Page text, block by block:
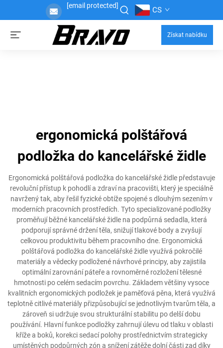
[email protected] CS
Získat nabídku
ergonomická polštářová
podložka do kancelářské židle
Ergonomická polštářová podložka do kancelářské židle představuje
revoluční přístup k pohodlí a zdraví na pracovišti, který je speciálně
navržený tak, aby řešil fyzické obtíže spojené s dlouhým sezením v
moderních pracovních prostředích. Tyto specializované podložky
proměňují běžné kancelářské židle na podpůrná sedadla, která
podporují správné držení těla, snižují tlakové body a zvyšují
celkovou produktivitu během pracovního dne. Ergonomická
polštářová podložka do kancelářské židle využívá pokročilé
materiály a vědecky podložené návrhové principy, aby zajistila
optimální zarovnání páteře a rovnoměrné rozložení tělesné
hmotnosti po celém sedacím povrchu. Základem většiny vysoce
kvalitních ergonomických podložek je paměťová pěna, která využívá
teplotně citlivé materiály přizpůsobující se jednotlivým tvarům těla, a
zároveň si udržuje svou strukturální stabilitu po delší dobu
používání. Hlavní funkce podložky zahrnují úlevu od tlaku v oblasti
kříže a boků, korekci sedací polohy prostřednictvím strategicky
umístěných podpůrných zón a snížení zátěže dolní části zad díky